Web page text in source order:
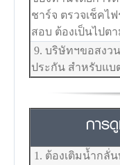
ชาร์จ ตรวจเช็คไ
สอบ ต้องเป็นไปต
9. บริษัทฯขอสงว
ประกัน สำหรับแบ
การ
1. ต้องเติมน้ำกลั่